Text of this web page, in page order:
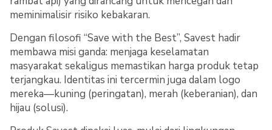
meminimalisir risiko kebakaran.
Dengan filosofi “Save with the Best”, Savest hadir
membawa misi ganda: menjaga keselamatan
masyarakat sekaligus memastikan harga produk tetap
terjangkau. Identitas ini tercermin juga dalam logo
mereka—kuning (peringatan), merah (keberanian), dan
hijau (solusi).